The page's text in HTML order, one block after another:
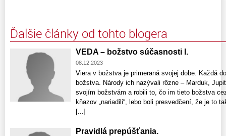
Ďalšie články od tohto blogera
VEDA – božstvo súčasnosti I.
08.12.2023
Viera v božstva je primeraná svojej dobe. Každá
božstva. Národy ich nazývali rôzne – Marduk,
svojím božstvám a robili to, čo im tieto božstva
kňazov „nariadili“, lebo boli presvedčení, že je to
[...]
Pravidlá prepúšťania.